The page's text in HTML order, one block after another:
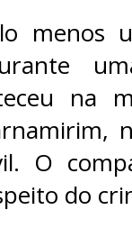
menos
na
O
do